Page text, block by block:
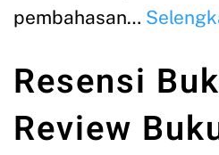
pembahasan…
Resensi
Review